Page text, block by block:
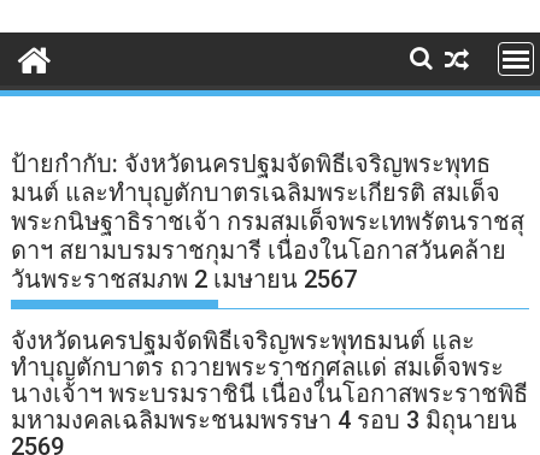
ป้ายกำกับ: จังหวัดนครปฐมจัดพิธีเจริญพระพุทธ
มนต์ และทำบุญตักบาตรเฉลิมพระเกียรติ สมเด็จ
พระกนิษฐาธิราชเจ้า กรมสมเด็จพระเทพรัตนราชสุ
ดาฯ สยามบรมราชกุมารี เนื่องในโอกาสวันคล้าย
วันพระราชสมภพ 2 เมษายน 2567
จังหวัดนครปฐมจัดพิธีเจริญพระพุทธมนต์ และ
ทำบุญตักบาตร ถวายพระราชกุศลแด่ สมเด็จพระ
นางเจ้าฯ พระบรมราชินี เนื่องในโอกาสพระราชพิธี
มหามงคลเฉลิมพระชนมพรรษา 4 รอบ 3 มิถุนายน
2569